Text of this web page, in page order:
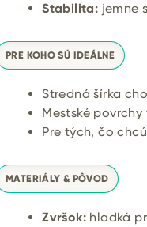
Stabilita: jemne
PRE KOHO SÚ IDEÁLNE
Stredná šírka
Mestské
Pre tých, čo
MATERIÁLY & PÔVOD
Zvršok: hladká